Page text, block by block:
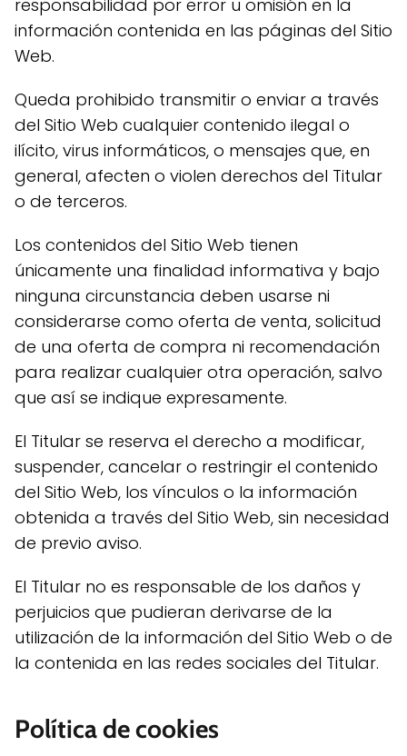
responsabilidad por error u omisión en la
información contenida en las páginas del Sitio
Web.
Queda prohibido transmitir o enviar a través
del Sitio Web cualquier contenido ilegal o
ilícito, virus informáticos, o mensajes que, en
general, afecten o violen derechos del Titular
o de terceros.
Los contenidos del Sitio Web tienen
únicamente una finalidad informativa y bajo
ninguna circunstancia deben usarse ni
considerarse como oferta de venta, solicitud
de una oferta de compra ni recomendación
para realizar cualquier otra operación, salvo
que así se indique expresamente.
El Titular se reserva el derecho a modificar,
suspender, cancelar o restringir el contenido
del Sitio Web, los vínculos o la información
obtenida a través del Sitio Web, sin necesidad
de previo aviso.
El Titular no es responsable de los daños y
perjuicios que pudieran derivarse de la
utilización de la información del Sitio Web o de
la contenida en las redes sociales del Titular.
Política de cookies